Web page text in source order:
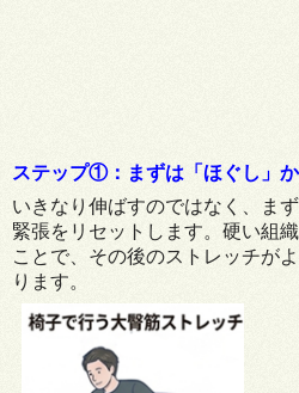
ステップ①：まずは「ほぐし」
いきなり伸ばすのではなく、ま
緊張をリセットします。硬い組
ことで、その後のストレッチが
ります。